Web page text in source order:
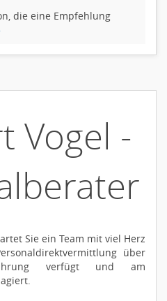
die eine Empfehlung
Vogel -
Sie ein Team mit viel Herz
über
verfügt und am